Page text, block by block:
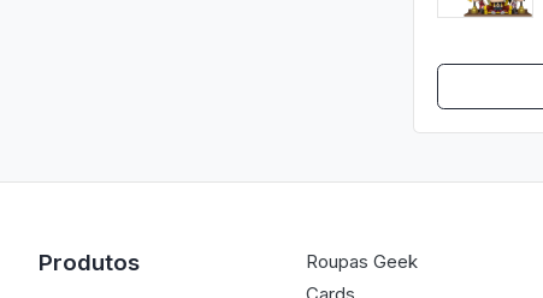
Produtos
Roupas Geek
Cards